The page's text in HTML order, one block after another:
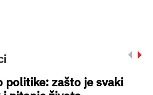
politike: zašto je svaki